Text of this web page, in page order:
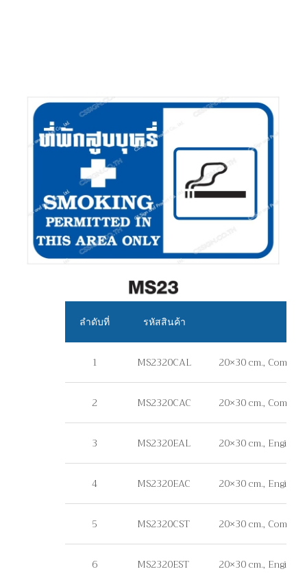
ลำดับที่ รหัสสินค้า
1 MS2320CAL 20×30 cm.,
2 MS2320CAC 20×30 cm.,
3 MS2320EAL 20×30 cm.,
4 MS2320EAC 20×30 cm.,
5 MS2320CST 20×30 cm.,
6 MS2320EST 20×30 cm.,